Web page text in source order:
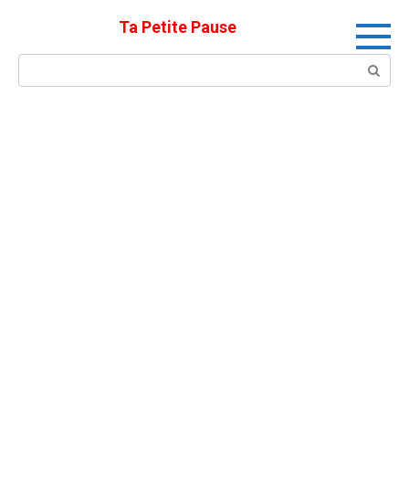
Ta Petite Pause
Search: